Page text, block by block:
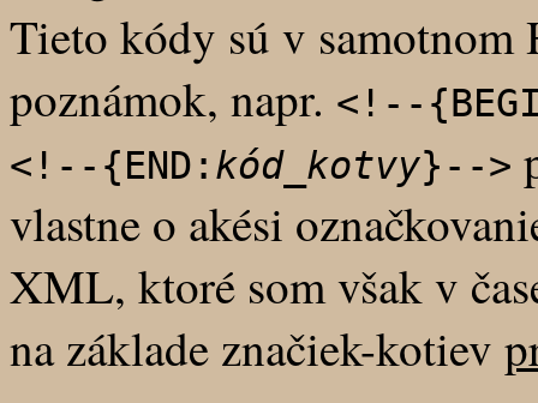
Tieto kódy sú v
poznámok, napr. <!--
<!--{END: kód_kotvy}-->
vlastne o akési
XML, ktoré som však v
na základe značiek-kotiev